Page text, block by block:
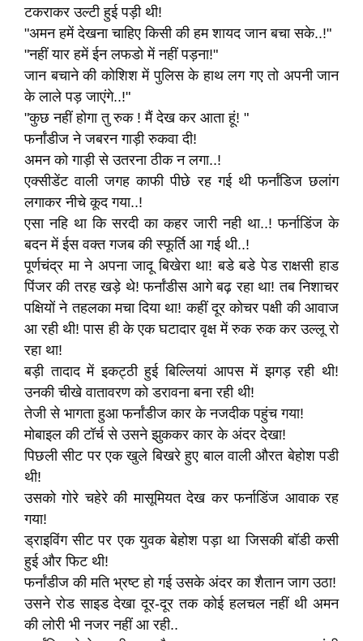
टकराकर उल्टी हुई पड़ी थी!
"अमन हमें देखना चाहिए किसी की हम शायद जान बचा सके..!"
"नहीं यार हमें ईन लफडो में नहीं पड़ना!"
जान बचाने की कोशिश में पुलिस के हाथ लग गए तो अपनी जान
के लाले पड़ जाएंगे..!"
"कुछ नहीं होगा तु रुक ! मैं देख कर आता हूं! "
फर्नांडीज ने जबरन गाड़ी रुकवा दी!
अमन को गाड़ी से उतरना ठीक न लगा..!
एक्सीडेंट वाली जगह काफी पीछे रह गई थी फर्नांडिज छलांग
लगाकर नीचे कूद गया..!
एसा नहि था कि सरदी का कहर जारी नही था..! फर्नाडिंज के
बदन में ईस वक्त गजब की स्फूर्ति आ गई थी..!
पूर्णचंद्र मा ने अपना जादू बिखेरा था! बडे बडे पेड राक्षसी हाड
पिंजर की तरह खड़े थे! फर्नांडीस आगे बढ़ रहा था! तब निशाचर
पक्षियों ने तहलका मचा दिया था! कहीं दूर कोचर पक्षी की आवाज
आ रही थी! पास ही के एक घटादार वृक्ष में रुक रुक कर उल्लू रो
रहा था!
बड़ी तादाद में इकट्ठी हुई बिल्लियां आपस में झगड़ रही थी!
उनकी चीखे वातावरण को डरावना बना रही थी!
तेजी से भागता हुआ फर्नांडीज कार के नजदीक पहुंच गया!
मोबाइल की टॉर्च से उसने झुककर कार के अंदर देखा!
पिछली सीट पर एक खुले बिखरे हुए बाल वाली औरत बेहोश पडी
थी!
उसको गोरे चहेरे की मासूमियत देख कर फर्नाडिंज आवाक रह
गया!
ड्राइविंग सीट पर एक युवक बेहोश पड़ा था जिसकी बॉडी कसी
हुई और फिट थी!
फर्नांडीज की मति भ्रष्ट हो गई उसके अंदर का शैतान जाग उठा!
उसने रोड साइड देखा दूर-दूर तक कोई हलचल नहीं थी अमन
की लोरी भी नजर नहीं आ रही..